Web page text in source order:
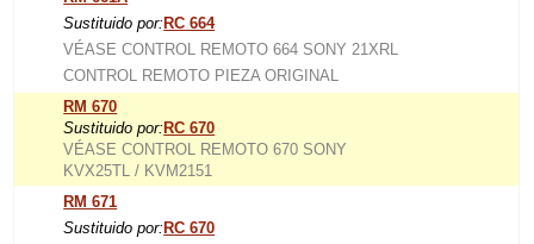
Sustituido por: RC 664
VÉASE CONTROL REMOTO 664 SONY 21XRL
CONTROL REMOTO PIEZA ORIGINAL
RM 670
Sustituido por: RC 670
VÉASE CONTROL REMOTO 670 SONY
KVX25TL / KVM2151
RM 671
Sustituido por: RC 670